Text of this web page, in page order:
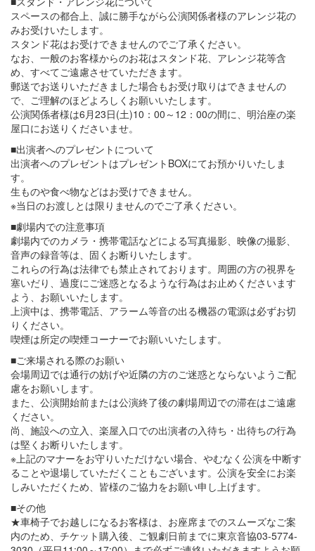
スペースの都合上、誠に勝手ながら公演関係者様のアレンジ花の
みお受けいたします。
スタンド花はお受けできませんのでご了承ください。
なお、一般のお客様からのお花はスタンド花、アレンジ花等含
め、すべてご遠慮させていただきます。
郵送でお送りいただきました場合もお受け取りはできませんの
で、ご理解のほどよろしくお願いいたします。
公演関係者様は6月23日(土)10：00～12：00の間に、明治座の楽
屋口にお送りくださいませ。
■出演者へのプレゼントについて
出演者へのプレゼントはプレゼントBOXにてお預かりいたしま
す。
生ものや食べ物などはお受けできません。
※当日のお渡しとは限りませんのでご了承ください。
■劇場内での注意事項
劇場内でのカメラ・携帯電話などによる写真撮影、映像の撮影、
音声の録音等は、固くお断りいたします。
これらの行為は法律でも禁止されております。周囲の方の視界を
塞いだり、過度にご迷惑となるような行為はお止めくださいます
よう、お願いいたします。
上演中は、携帯電話、アラーム等音の出る機器の電源は必ずお切
りください。
喫煙は所定の喫煙コーナーでお願いいたします。
■ご来場される際のお願い
会場周辺では通行の妨げや近隣の方のご迷惑とならないようご配
慮をお願いします。
また、公演開始前または公演終了後の劇場周辺での滞在はご遠慮
ください。
尚、施設への立入、楽屋入口での出演者の入待ち・出待ちの行為
は堅くお断りいたします。
※上記のマナーをお守りいただけない場合、やむなく公演を中断す
ることや退場していただくこともございます。公演を安全にお楽
しみいただくため、皆様のご協力をお願い申し上げます。
■その他
★車椅子でお越しになるお客様は、お座席までのスムーズなご案
内のため、チケット購入後、ご観劇日前までに東京音協03-5774-